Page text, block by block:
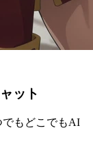
ット
でもどこでもAI